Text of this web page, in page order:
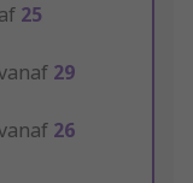
25
29
26